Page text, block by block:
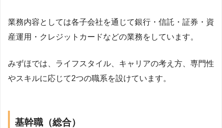
業務内容としては各子会社を通じて銀行・信託・証券・資
産運用・クレジットカードなどの業務をしています。
みずほでは、ライフスタイル、キャリアの考え方、専門性
やスキルに応じて2つの職系を設けています。
基幹職（総合）